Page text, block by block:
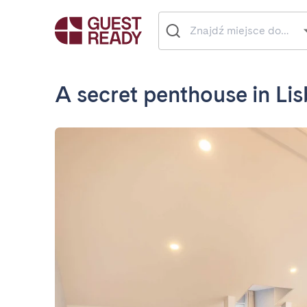
A secret penthouse in